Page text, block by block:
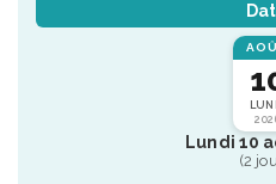
Lundi 10
(2